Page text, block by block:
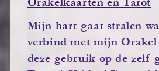
Mijn hart gaat stralen
verbind met mijn
deze gebruik op de zelf